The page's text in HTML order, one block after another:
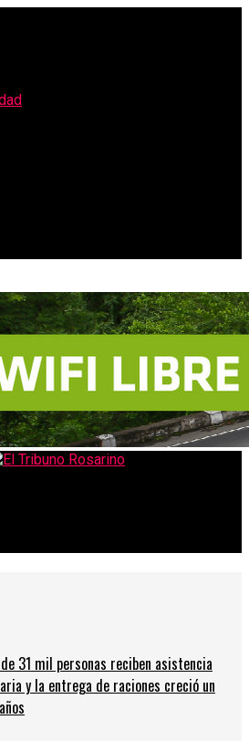
31 mil personas reciben asistencia
y la entrega de raciones creció un